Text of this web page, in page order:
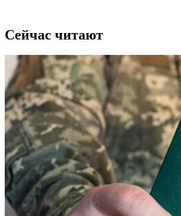
Сейчас читают